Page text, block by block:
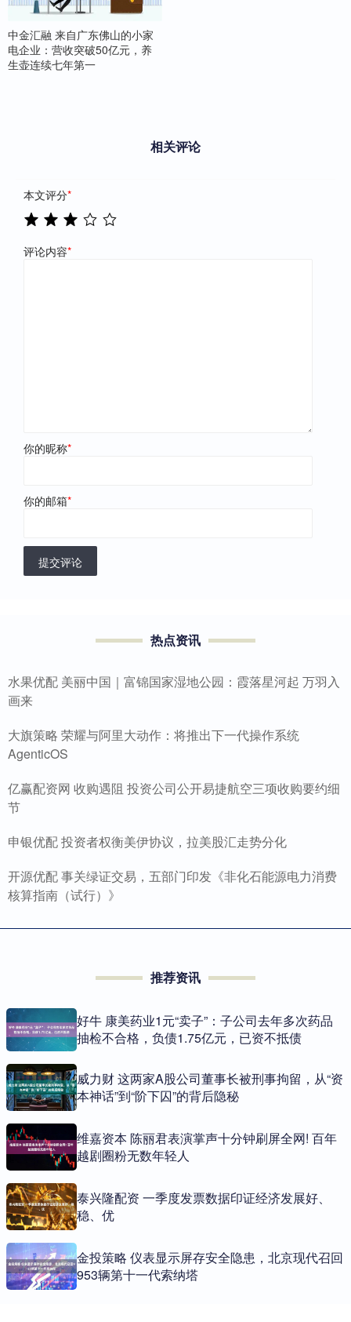
中金汇融 来自广东佛山的小家
电企业：营收突破50亿元，养
生壶连续七年第一
相关评论
本文评分*
评论内容*
你的昵称*
你的邮箱*
提交评论
热点资讯
水果优配 美丽中国｜富锦国家湿地公园：霞落星河起 万羽入
画来
大旗策略 荣耀与阿里大动作：将推出下一代操作系统
AgenticOS
亿赢配资网 收购遇阻 投资公司公开易捷航空三项收购要约细
节
申银优配 投资者权衡美伊协议，拉美股汇走势分化
开源优配 事关绿证交易，五部门印发《非化石能源电力消费
核算指南（试行）》
推荐资讯
好牛 康美药业1元“卖子”：子公司去年多次药品
抽检不合格，负债1.75亿元，已资不抵债
威力财 这两家A股公司董事长被刑事拘留，从“资
本神话”到“阶下囚”的背后隐秘
维嘉资本 陈丽君表演掌声十分钟刷屏全网! 百年
越剧圈粉无数年轻人
泰兴隆配资 一季度发票数据印证经济发展好、
稳、优
金投策略 仪表显示屏存安全隐患，北京现代召回
953辆第十一代索纳塔